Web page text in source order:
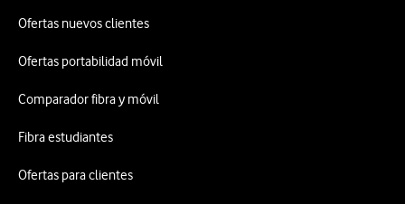
Ofertas nuevos clientes
Ofertas portabilidad móvil
Comparador fibra y móvil
Fibra estudiantes
Ofertas para clientes